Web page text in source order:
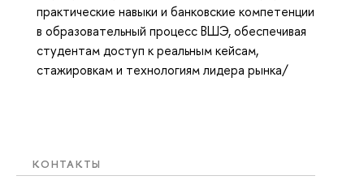
КОНТАКТЫ
практические навыки и банковские компетенции
в образовательный процесс ВШЭ, обеспечивая
студентам доступ к реальным кейсам,
стажировкам и технологиям лидера рынка/